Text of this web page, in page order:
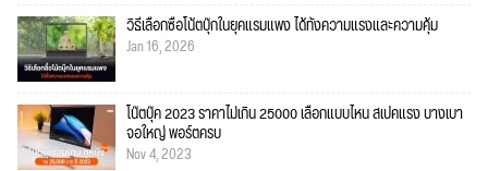
วิธีเลือกซื้อโน้ตบุ๊กในยุคแรมแพง ได้ทั้งความแรงและความคุ้ม
Jan 16, 2026
โน๊ตบุ๊ค 2023 ราคาไม่เกิน 25000 เลือกแบบไหน สเปคแรง บางเบา
จอใหญ่ พอร์ตครบ
Nov 4, 2023